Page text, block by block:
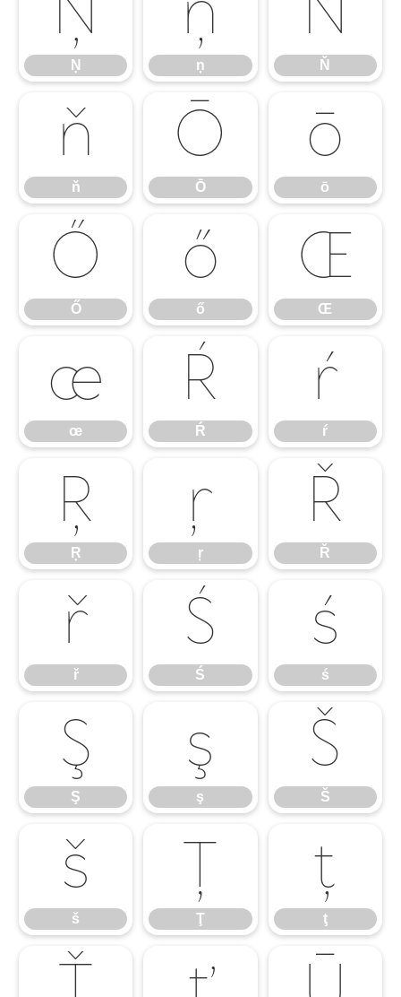
Ņ ņ Ň
ň
ň
Ō
Ō
ō
ō
Ő
Ő
ő
ő
Œ
Œ
œ
œ
Ŕ
Ŕ
ŕ
ŕ
Ŗ
Ŗ
ŗ
ŗ
Ř
Ř
ř
ř
Ś
Ś
ś
ś
Ş
Ş
ş
ş
Š
Š
š
š
Ţ
Ţ
ţ
ţ